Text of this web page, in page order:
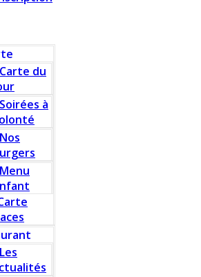
Carte du
Soirées à
Nos
Menu
Les